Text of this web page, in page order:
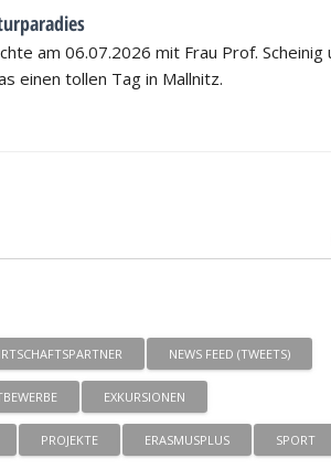
am 06.07.2026 mit Frau Prof. Scheinig
einen tollen Tag in Mallnitz.
NEWS FEED (TWEETS)
EXKURSIONEN
PROJEKTE ERASMUSPLUS SPORT